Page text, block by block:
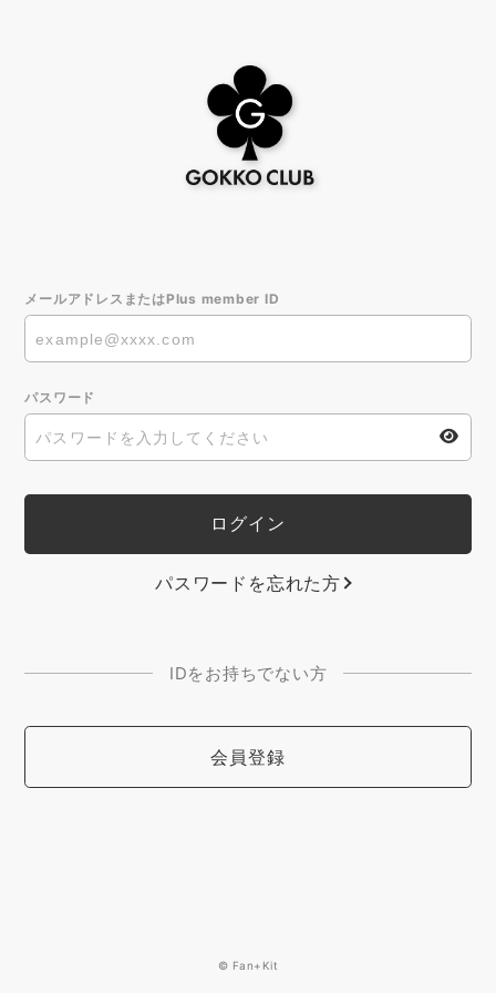
メールアドレスまたはPlus member ID
パスワード
パスワードを忘れた方
IDをお持ちでない方
会員登録
© Fan+Kit